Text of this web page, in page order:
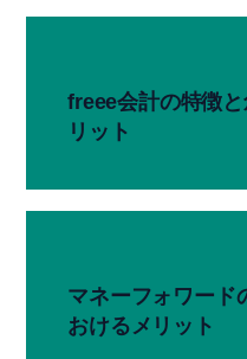
freee会計の特徴
リット
マネーフォワード
おけるメリット